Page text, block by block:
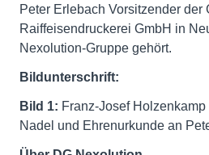
Peter Erlebach Vorsitzender der
Raiffeisendruckerei GmbH in
Nexolution-Gruppe gehört.
Bildunterschrift:
Bild 1: Franz-Josef
Nadel und Ehrenurkunde an